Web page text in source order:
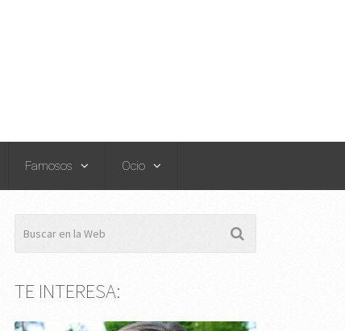
Famosos Ocio
TE INTERESA: